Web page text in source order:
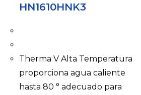
HN1610HNK3
Therma V Alta Temperatura
proporciona agua caliente
hasta 80 ° adecuado para